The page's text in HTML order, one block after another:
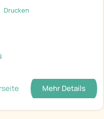
Drucken
Mehr Details